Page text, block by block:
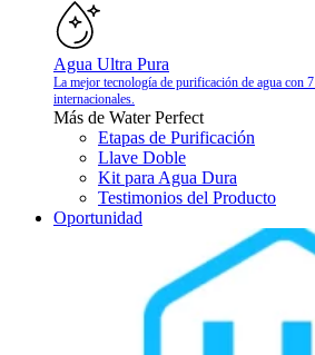
Agua Ultra Pura
La mejor tecnología de purificación de agua con
internacionales.
Más de Water Perfect
Etapas de Purificación
Llave Doble
Kit para Agua Dura
Testimonios del Producto
Oportunidad